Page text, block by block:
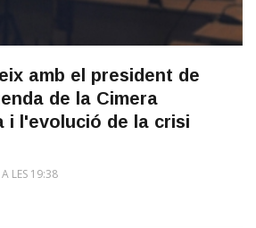
amb el president de
de la Cimera
i l'evolució de la crisi
LES 19:38